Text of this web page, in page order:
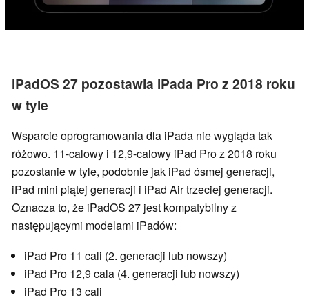
iPadOS 27 pozostawia iPada Pro z 2018 roku
w tyle
Wsparcie oprogramowania dla iPada nie wygląda tak
różowo. 11-calowy i 12,9-calowy iPad Pro z 2018 roku
pozostanie w tyle, podobnie jak iPad ósmej generacji,
iPad mini piątej generacji i iPad Air trzeciej generacji.
Oznacza to, że iPadOS 27 jest kompatybilny z
następującymi modelami iPadów:
iPad Pro 11 cali (2. generacji lub nowszy)
iPad Pro 12,9 cala (4. generacji lub nowszy)
iPad Pro 13 cali